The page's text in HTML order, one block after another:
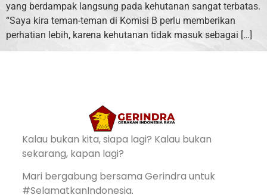
yang berdampak langsung pada kehutanan sangat terbatas.
“Saya kira teman-teman di Komisi B perlu memberikan
perhatian lebih, karena kehutanan tidak masuk sebagai […]
Kalau bukan kita, siapa lagi? Kalau bukan
sekarang, kapan lagi?
Mari bergabung bersama Gerindra untuk
#SelamatkanIndonesia.